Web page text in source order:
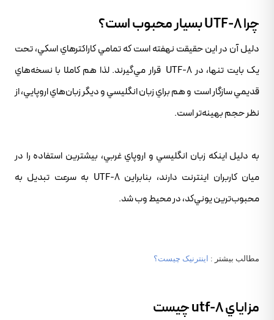
چرا UTF-8 بسيار محبوب است؟
دليل آن در اين حقيقت نهفته است که تمامي ‌کاراکترهاي اسکي، تحت
يک بايت تنها، در UTF-8 قرار مي‌گيرند. لذا هم کاملا با نسخه‌هاي
قديمي‌ سازگار است و هم براي زبان انگليسي و ديگر زبان‌هاي اروپايي، از
نظر حجم بهينه‌تر است.
به دليل اينکه زبان انگليسي و اروپاي غربي، بيشترين استفاده را در
ميان کاربران اينترنت دارند، بنابراين UTF-8 به سرعت تبديل به
محبوب‌ترين يوني‌کد، در محيط وب شد.
مطالب بيشتر : اينترنيک چيست؟
مزاياي utf-8 چيست